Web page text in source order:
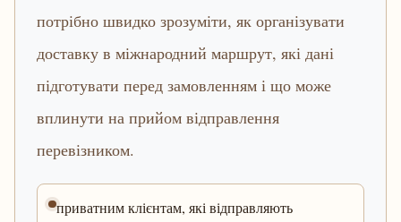
потрібно швидко зрозуміти, як організувати
доставку в міжнародний маршрут, які дані
підготувати перед замовленням і що може
вплинути на прийом відправлення
перевізником.
приватним клієнтам, які відправляють